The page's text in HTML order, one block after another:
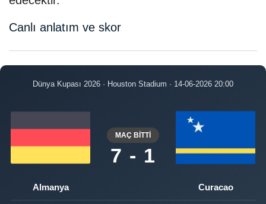
Canlı anlatım ve skor
Dünya Kupası 2026 · Houston Stadium · 14-06-2026 20:00
Almanya
MAÇ BİTTİ
7 - 1
Curacao